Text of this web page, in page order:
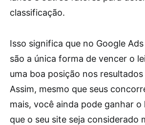
classificação.
Isso significa que no Google
são a única forma de vencer o
uma boa posição nos resultados
Assim, mesmo que seus
mais, você ainda pode ganhar o
que o seu site seja considerado